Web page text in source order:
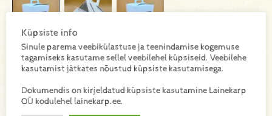
SKU: E129607S
Küpsiste info
Sinule parema veebikülastuse ja teenindamise kogemuse
tagamiseks kasutame sellel veebilehel küpsiseid. Veebilehe
kasutamist jätkates nõustud küpsiste kasutamisega.
Dokumendis on kirjeldatud küpsiste kasutamine Lainekarp
OÜ kodulehel lainekarp.ee.